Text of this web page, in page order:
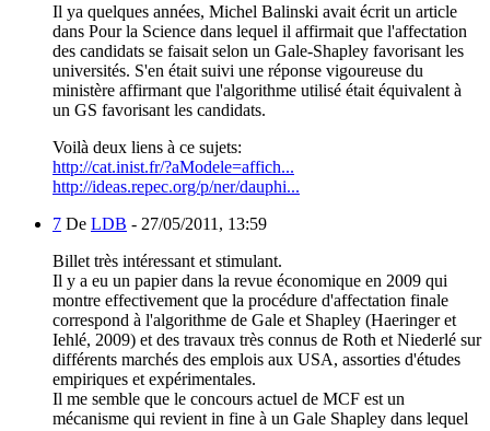
Il ya quelques années, Michel Balinski avait écrit un article
dans Pour la Science dans lequel il affirmait que l'affectation
des candidats se faisait selon un Gale-Shapley favorisant les
universités. S'en était suivi une réponse vigoureuse du
ministère affirmant que l'algorithme utilisé était équivalent à
un GS favorisant les candidats.
Voilà deux liens à ce sujets:
http://cat.inist.fr/?aModele=affich...
http://ideas.repec.org/p/ner/dauphi...
7 De LDB - 27/05/2011, 13:59
Billet très intéressant et stimulant.
Il y a eu un papier dans la revue économique en 2009 qui
montre effectivement que la procédure d'affectation finale
correspond à l'algorithme de Gale et Shapley (Haeringer et
Iehlé, 2009) et des travaux très connus de Roth et Niederlé sur
différents marchés des emplois aux USA, assorties d'études
empiriques et expérimentales.
Il me semble que le concours actuel de MCF est un
mécanisme qui revient in fine à un Gale Shapley dans lequel